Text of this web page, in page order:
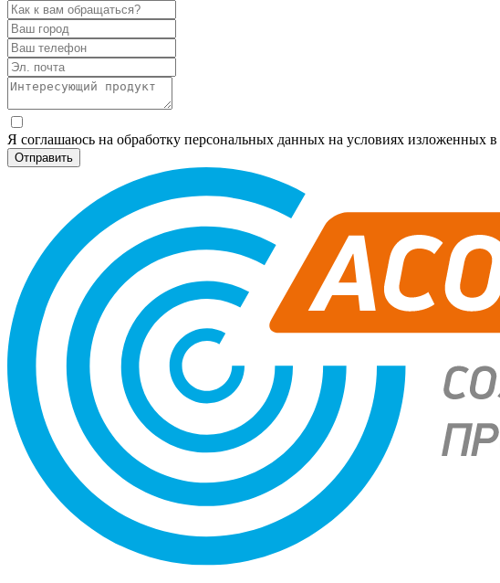
Я соглашаюсь на обработку персональных данных на условиях изложенных в